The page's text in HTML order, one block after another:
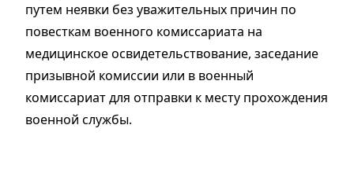
путем неявки без уважительных причин по
повесткам военного комиссариата на
медицинское освидетельствование, заседание
призывной комиссии или в военный
комиссариат для отправки к месту прохождения
военной службы.